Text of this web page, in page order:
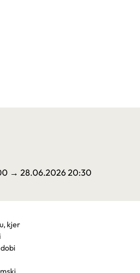
→ 28.06.2026 20:30
kjer